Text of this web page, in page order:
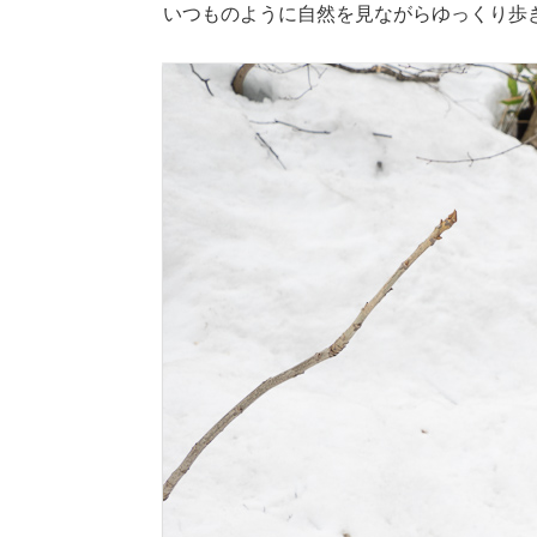
いつものように自然を見ながらゆっくり